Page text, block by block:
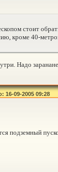
стоит
кроме 40-
Надо
16-09-2005 09:28
подземный